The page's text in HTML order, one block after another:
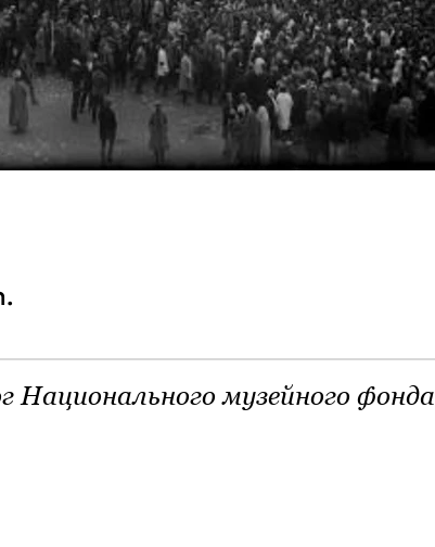
Национального музейного фонда